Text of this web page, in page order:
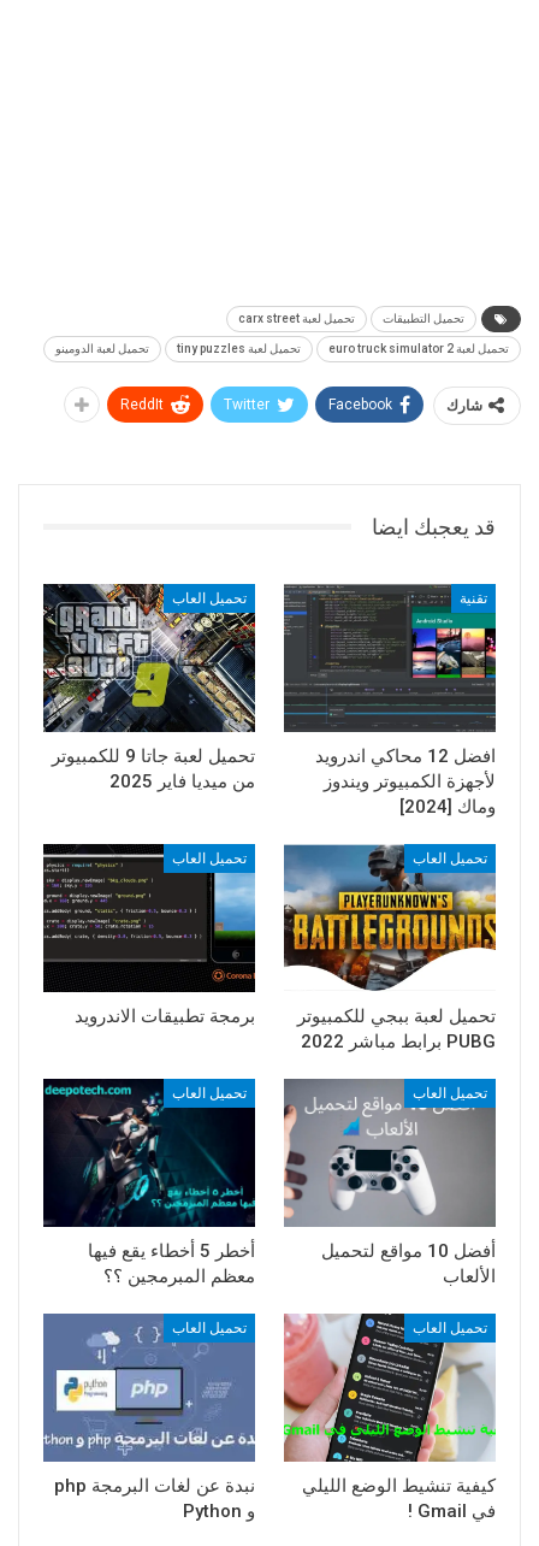
تحميل التطبيقات تحميل لعبة carx street
تحميل لعبة euro truck simulator 2 تحميل لعبة tiny puzzles تحميل لعبة الدومينو
شارك Facebook
Twitter
ReddIt
قد يعجبك ايضا
تقنية
افضل 12 محاكي اندرويد
لأجهزة الكمبيوتر ويندوز
وماك [2024]
تحميل العاب
تحميل لعبة جاتا 9 للكمبيوتر
من ميديا فاير 2025
تحميل العاب
تحميل لعبة ببجي للكمبيوتر
PUBG برابط مباشر 2022
تحميل العاب
برمجة تطبيقات الاندرويد
تحميل العاب
أفضل 10 مواقع لتحميل
الألعاب
تحميل العاب
أخطر 5 أخطاء يقع فيها
معظم المبرمجين ؟؟
تحميل العاب
كيفية تنشيط الوضع الليلي
في Gmail !
تحميل العاب
نبدة عن لغات البرمجة php
و Python